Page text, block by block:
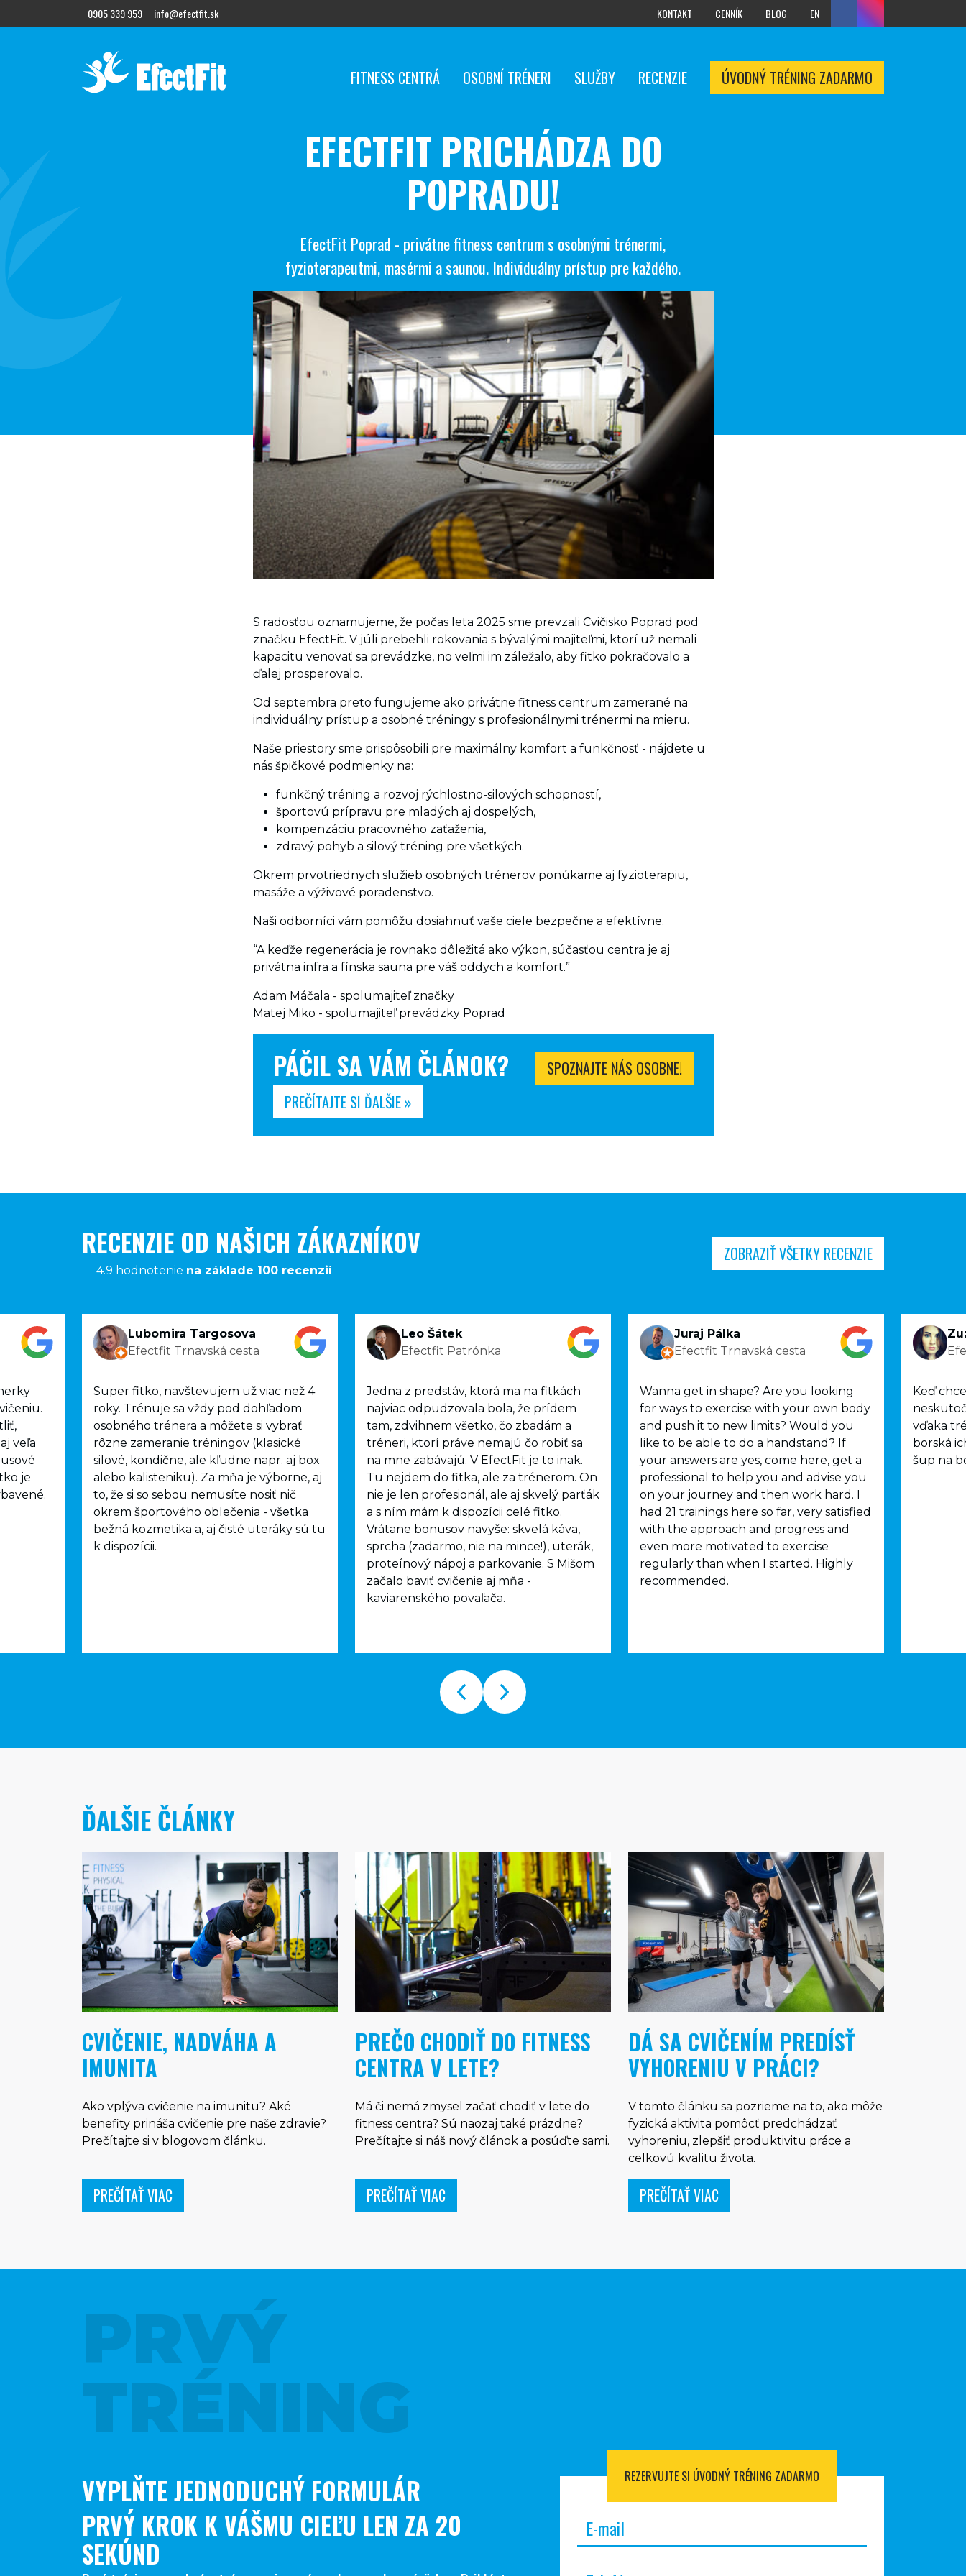
0905 339 959 info@efectfit.sk KONTAKT CENNÍK BLOG EN
FITNESS CENTRÁ OSOBNÍ TRÉNERI SLUŽBY RECENZIE ÚVODNÝ TRÉNING ZADARMO
EFECTFIT PRICHÁDZA DO
POPRADU!
EfectFit Poprad - privátne fitness centrum s osobnými trénermi,
fyzioterapeutmi, masérmi a saunou. Individuálny prístup pre každého.
S radosťou oznamujeme, že počas leta 2025 sme prevzali Cvičisko Poprad pod
značku EfectFit. V júli prebehli rokovania s bývalými majiteľmi, ktorí už nemali
kapacitu venovať sa prevádzke, no veľmi im záležalo, aby fitko pokračovalo a
ďalej prosperovalo.
Od septembra preto fungujeme ako privátne fitness centrum zamerané na
individuálny prístup a osobné tréningy s profesionálnymi trénermi na mieru.
Naše priestory sme prispôsobili pre maximálny komfort a funkčnosť - nájdete u
nás špičkové podmienky na:
funkčný tréning a rozvoj rýchlostno-silových schopností,
športovú prípravu pre mladých aj dospelých,
kompenzáciu pracovného zaťaženia,
zdravý pohyb a silový tréning pre všetkých.
Okrem prvotriednych služieb osobných trénerov ponúkame aj fyzioterapiu,
masáže a výživové poradenstvo.
Naši odborníci vám pomôžu dosiahnuť vaše ciele bezpečne a efektívne.
“A keďže regenerácia je rovnako dôležitá ako výkon, súčasťou centra je aj
privátna infra a fínska sauna pre váš oddych a komfort.”
Adam Máčala - spolumajiteľ značky
Matej Miko - spolumajiteľ prevádzky Poprad
PÁČIL SA VÁM ČLÁNOK?
SPOZNAJTE NÁS OSOBNE!
PREČÍTAJTE SI ĎALŠIE »
RECENZIE OD NAŠICH ZÁKAZNÍKOV
4.9 hodnotenie na základe 100 recenzií
ZOBRAZIŤ VŠETKY RECENZIE
veľa
je
Lubomira Targosova
Efectfit Trnavská cesta
Super fitko, navštevujem už viac než 4
roky. Trénuje sa vždy pod dohľadom
osobného trénera a môžete si vybrať
rôzne zameranie tréningov (klasické
silové, kondične, ale kľudne napr. aj box
alebo kalisteniku). Za mňa je výborne, aj
to, že si so sebou nemusíte nosiť nič
okrem športového oblečenia - všetka
bežná kozmetika a, aj čisté uteráky sú tu
k dispozícii.
Leo Šátek
Efectfit Patrónka
Jedna z predstáv, ktorá ma na fitkách
najviac odpudzovala bola, že prídem
tam, zdvihnem všetko, čo zbadám a
tréneri, ktorí práve nemajú čo robiť sa
na mne zabávajú. V EfectFit je to inak.
Tu nejdem do fitka, ale za trénerom. On
nie je len profesionál, ale aj skvelý parťák
a s ním mám k dispozícii celé fitko.
Vrátane bonusov navyše: skvelá káva,
sprcha (zadarmo, nie na mince!), uterák,
proteínový nápoj a parkovanie. S Mišom
začalo baviť cvičenie aj mňa -
kaviarenského povaľača.
Juraj Pálka
Efectfit Trnavská cesta
Wanna get in shape? Are you looking
for ways to exercise with your own body
and push it to new limits? Would you
like to be able to do a handstand? If
your answers are yes, come here, get a
professional to help you and advise you
on your journey and then work hard. I
had 21 trainings here so far, very satisfied
with the approach and progress and
even more motivated to exercise
regularly than when I started. Highly
recommended.
Keď
vďaka
borská
šup na
ĎALŠIE ČLÁNKY
CVIČENIE, NADVÁHA A
IMUNITA
Ako vplýva cvičenie na imunitu? Aké
benefity prináša cvičenie pre naše zdravie?
Prečítajte si v blogovom článku.
PREČÍTAŤ VIAC
PREČO CHODIŤ DO FITNESS
CENTRA V LETE?
Má či nemá zmysel začať chodiť v lete do
fitness centra? Sú naozaj také prázdne?
Prečítajte si náš nový článok a posúďte sami.
PREČÍTAŤ VIAC
DÁ SA CVIČENÍM PREDÍSŤ
VYHORENIU V PRÁCI?
V tomto článku sa pozrieme na to, ako môže
fyzická aktivita pomôcť predchádzať
vyhoreniu, zlepšiť produktivitu práce a
celkovú kvalitu života.
PREČÍTAŤ VIAC
PRVÝ
TRÉNING
VYPLŇTE JEDNODUCHÝ FORMULÁR
PRVÝ KROK K VÁŠMU CIEĽU LEN ZA 20
SEKÚND
REZERVUJTE SI ÚVODNÝ TRÉNING ZADARMO